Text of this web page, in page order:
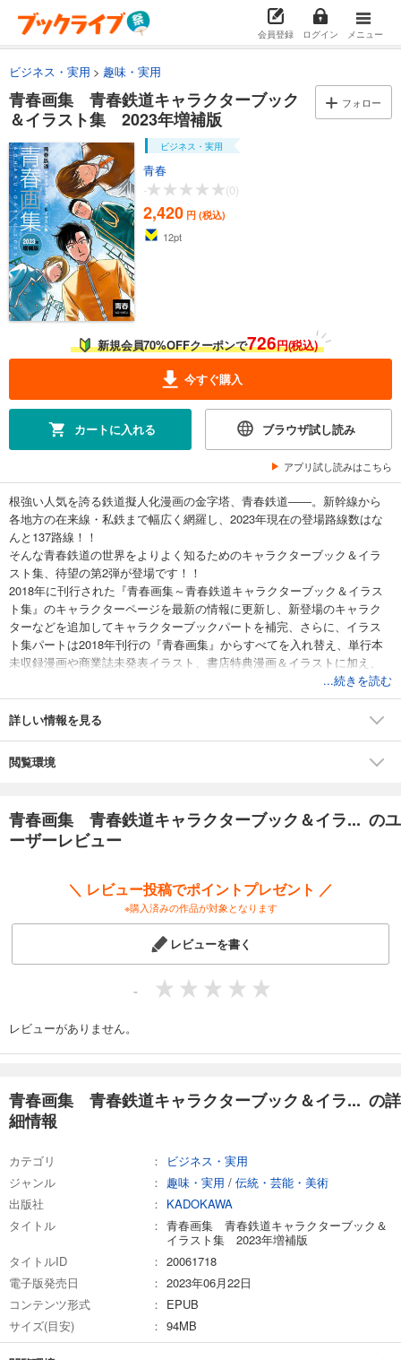
会員登録 ログイン メニュー
ビジネス・実用 趣味・実用
青春画集 青春鉄道キャラクターブック
＆イラスト集 2023年増補版
フォロー
ビジネス・実用
青春
-
(0)
2,420 円 (税込)
12pt
新規会員70%OFFクーポンで726円(税込)
今すぐ購入
カートに入れる ブラウザ試し読み
アプリ試し読みはこちら
根強い人気を誇る鉄道擬人化漫画の金字塔、青春鉄道――。新幹線から
各地方の在来線・私鉄まで幅広く網羅し、2023年現在の登場路線数はな
んと137路線！！
そんな青春鉄道の世界をよりよく知るためのキャラクターブック＆イラ
スト集、待望の第2弾が登場です！！
2018年に刊行された『青春画集～青春鉄道キャラクターブック＆イラス
ト集』のキャラクターページを最新の情報に更新し、新登場のキャラク
ターなどを追加してキャラクターブックパートを補完、さらに、イラス
ト集パートは2018年刊行の『青春画集』からすべてを入れ替え、単行本
未収録漫画や商業誌未発表イラスト、書店特典漫画＆イラストに加え、
巻末には青春先生描きおろし漫画も収録しました。充実の内容でおくる
青鉄ファン必携の１冊！
...続きを読む
詳しい情報を見る
閲覧環境
青春画集 青春鉄道キャラクターブック＆イラ... のユ
ーザーレビュー
＼ レビュー投稿でポイントプレゼント ／
※購入済みの作品が対象となります
レビューを書く
-
レビューがありません。
青春画集 青春鉄道キャラクターブック＆イラ... の詳
細情報
カテゴリ
ビジネス・実用
ジャンル
趣味・実用 / 伝統・芸能・美術
出版社
KADOKAWA
タイトル
青春画集 青春鉄道キャラクターブック＆
イラスト集 2023年増補版
タイトルID
20061718
電子版発売日
2023年06月22日
コンテンツ形式
EPUB
サイズ(目安)
94MB